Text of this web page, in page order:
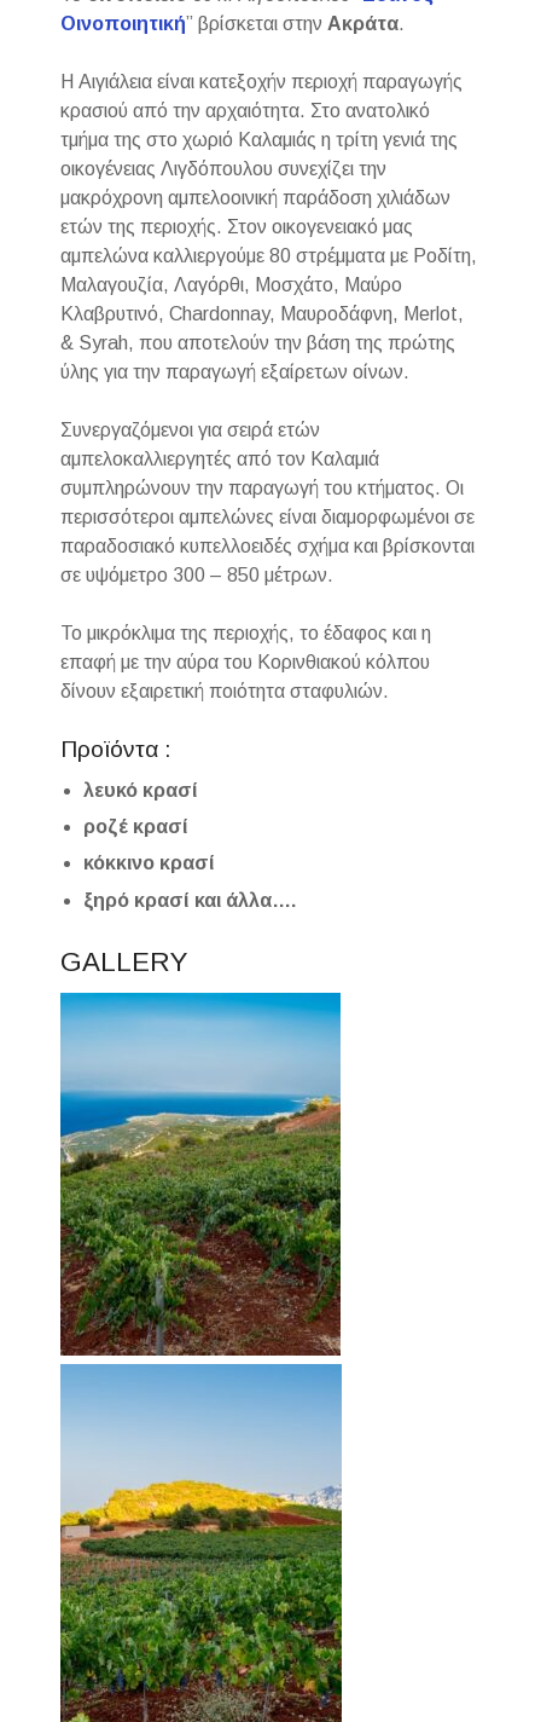
Οινοποιητική” βρίσκεται στην Ακράτα.
Η Αιγιάλεια είναι κατεξοχήν περιοχή παραγωγής
κρασιού από την αρχαιότητα. Στο ανατολικό
τμήμα της στο χωριό Καλαμιάς η τρίτη γενιά της
οικογένειας Λιγδόπουλου συνεχίζει την
μακρόχρονη αμπελοοινική παράδοση χιλιάδων
ετών της περιοχής. Στον οικογενειακό μας
αμπελώνα καλλιεργούμε 80 στρέμματα με Ροδίτη,
Μαλαγουζία, Λαγόρθι, Μοσχάτο, Μαύρο
Κλαβρυτινό, Chardonnay, Μαυροδάφνη, Merlot,
& Syrah, που αποτελούν την βάση της πρώτης
ύλης για την παραγωγή εξαίρετων οίνων.
Συνεργαζόμενοι για σειρά ετών
αμπελοκαλλιεργητές από τον Καλαμιά
συμπληρώνουν την παραγωγή του κτήματος. Οι
περισσότεροι αμπελώνες είναι διαμορφωμένοι σε
παραδοσιακό κυπελλοειδές σχήμα και βρίσκονται
σε υψόμετρο 300 – 850 μέτρων.
Το μικρόκλιμα της περιοχής, το έδαφος και η
επαφή με την αύρα του Κορινθιακού κόλπου
δίνουν εξαιρετική ποιότητα σταφυλιών.
Προϊόντα :
λευκό κρασί
ροζέ κρασί
κόκκινο κρασί
ξηρό κρασί και άλλα….
GALLERY